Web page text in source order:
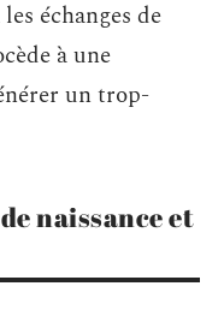
échanges de
à une
un trop-
naissance et